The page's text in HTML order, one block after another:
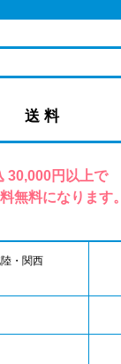
送 料
30,000円以上で
無料になります。
・関西